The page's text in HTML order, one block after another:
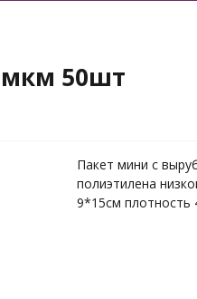
мкм 50шт
Пакет мини с
полиэтилена
9*15см плотность